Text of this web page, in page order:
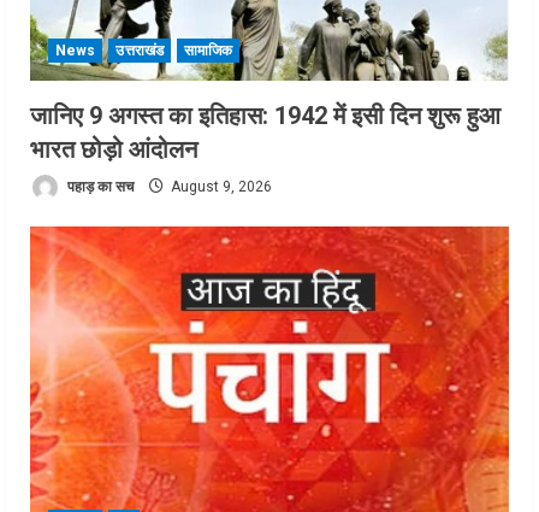
News उत्तराखंड सामाजिक
जानिए 9 अगस्त का इतिहास: 1942 में इसी दिन शुरू हुआ
भारत छोड़ो आंदोलन
पहाड़ का सच August 9, 2026